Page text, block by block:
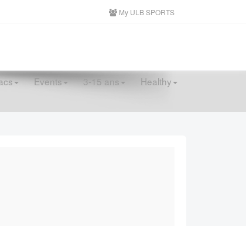
My ULB SPORTS
Events 3-15 ans Healthy